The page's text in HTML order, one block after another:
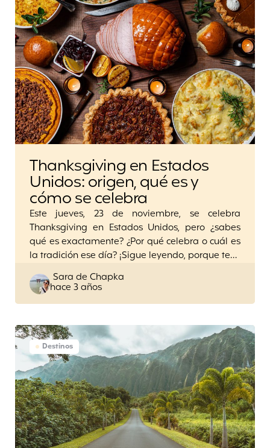
Thanksgiving en Estados
Unidos: origen, qué es y
cómo se celebra
Este jueves, 23 de noviembre, se celebra
Thanksgiving en Estados Unidos, pero ¿sabes
qué es exactamente? ¿Por qué celebra o cuál es
la tradición ese día? ¡Sigue leyendo, porque te…
Posted
by
Sara de Chapka
hace 3 años
Destinos